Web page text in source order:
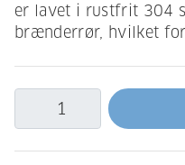
er lavet i rustfrit 304
brænderrør, hvilket